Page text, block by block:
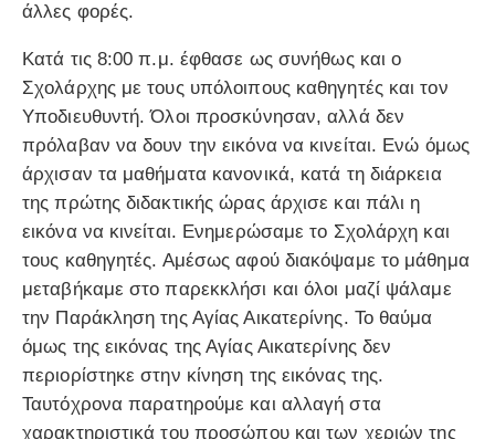
άλλες φορές.
Κατά τις 8:00 π.μ. έφθασε ως συνήθως και ο
Σχολάρχης με τους υπόλοιπους καθηγητές και τον
Υποδιευθυντή. Όλοι προσκύνησαν, αλλά δεν
πρόλαβαν να δουν την εικόνα να κινείται. Ενώ όμως
άρχισαν τα μαθήματα κανονικά, κατά τη διάρκεια
της πρώτης διδακτικής ώρας άρχισε και πάλι η
εικόνα να κινείται. Ενημερώσαμε το Σχολάρχη και
τους καθηγητές. Αμέσως αφού διακόψαμε το μάθημα
μεταβήκαμε στο παρεκκλήσι και όλοι μαζί ψάλαμε
την Παράκληση της Αγίας Αικατερίνης. Το θαύμα
όμως της εικόνας της Αγίας Αικατερίνης δεν
περιορίστηκε στην κίνηση της εικόνας της.
Ταυτόχρονα παρατηρούμε και αλλαγή στα
χαρακτηριστικά του προσώπου και των χεριών της